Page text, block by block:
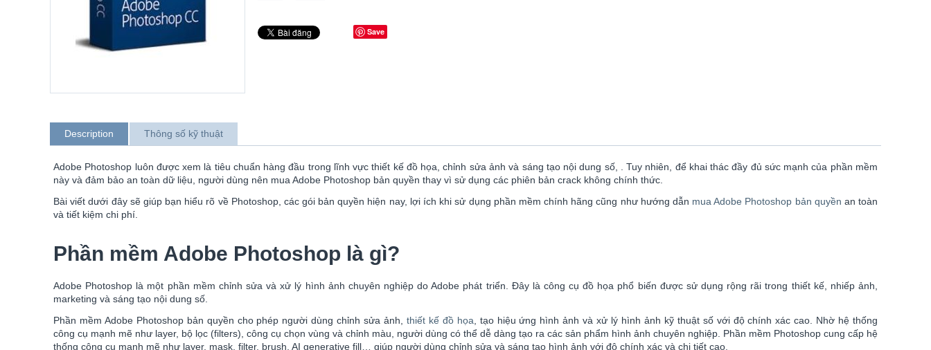
Save
Description Thông số kỹ thuật
Adobe Photoshop luôn được xem là tiêu chuẩn hàng đầu trong lĩnh vực thiết kế đồ họa, chỉnh sửa ảnh và sáng tạo nội dung số, . Tuy nhiên, để khai thác đầy đủ sức mạnh của phần mềm
này và đảm bảo an toàn dữ liệu, người dùng nên mua Adobe Photoshop bản quyền thay vì sử dụng các phiên bản crack không chính thức.
Bài viết dưới đây sẽ giúp bạn hiểu rõ về Photoshop, các gói bản quyền hiện nay, lợi ích khi sử dụng phần mềm chính hãng cũng như hướng dẫn mua Adobe Photoshop bản quyền an toàn
và tiết kiệm chi phí.
Phần mềm Adobe Photoshop là gì?
Adobe Photoshop là một phần mềm chỉnh sửa và xử lý hình ảnh chuyên nghiệp do Adobe phát triển. Đây là công cụ đồ họa phổ biến được sử dụng rộng rãi trong thiết kế, nhiếp ảnh,
marketing và sáng tạo nội dung số.
Phần mềm Adobe Photoshop bản quyền cho phép người dùng chỉnh sửa ảnh, thiết kế đồ họa , tạo hiệu ứng hình ảnh và xử lý hình ảnh kỹ thuật số với độ chính xác cao. Nhờ hệ thống
công cụ mạnh mẽ như layer, bộ lọc (filters), công cụ chọn vùng và chỉnh màu, người dùng có thể dễ dàng tạo ra các sản phẩm hình ảnh chuyên nghiệp. Phần mềm Photoshop cung cấp hệ
thống công cụ mạnh mẽ như layer, mask, filter, brush, AI generative fill… giúp người dùng chỉnh sửa và sáng tạo hình ảnh với độ chính xác và chi tiết cao.